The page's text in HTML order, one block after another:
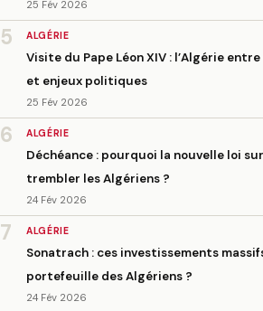
25 Fév 2026
5 ALGÉRIE
Visite du Pape Léon XIV : l’Algérie
et enjeux politiques
25 Fév 2026
6 ALGÉRIE
Déchéance : pourquoi la nouvelle loi
trembler les Algériens ?
24 Fév 2026
7 ALGÉRIE
Sonatrach : ces investissements
portefeuille des Algériens ?
24 Fév 2026